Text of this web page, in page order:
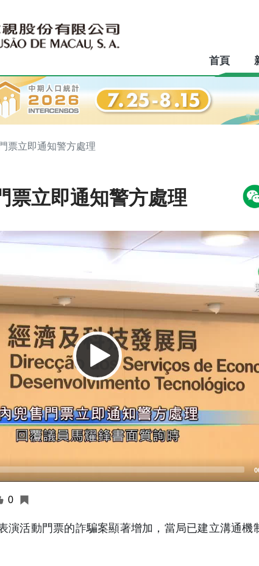
首頁
票立即通知警方處理
票立即通知警方處理
0
演活動門票的詐騙案顯著增加，當局已建立溝通機